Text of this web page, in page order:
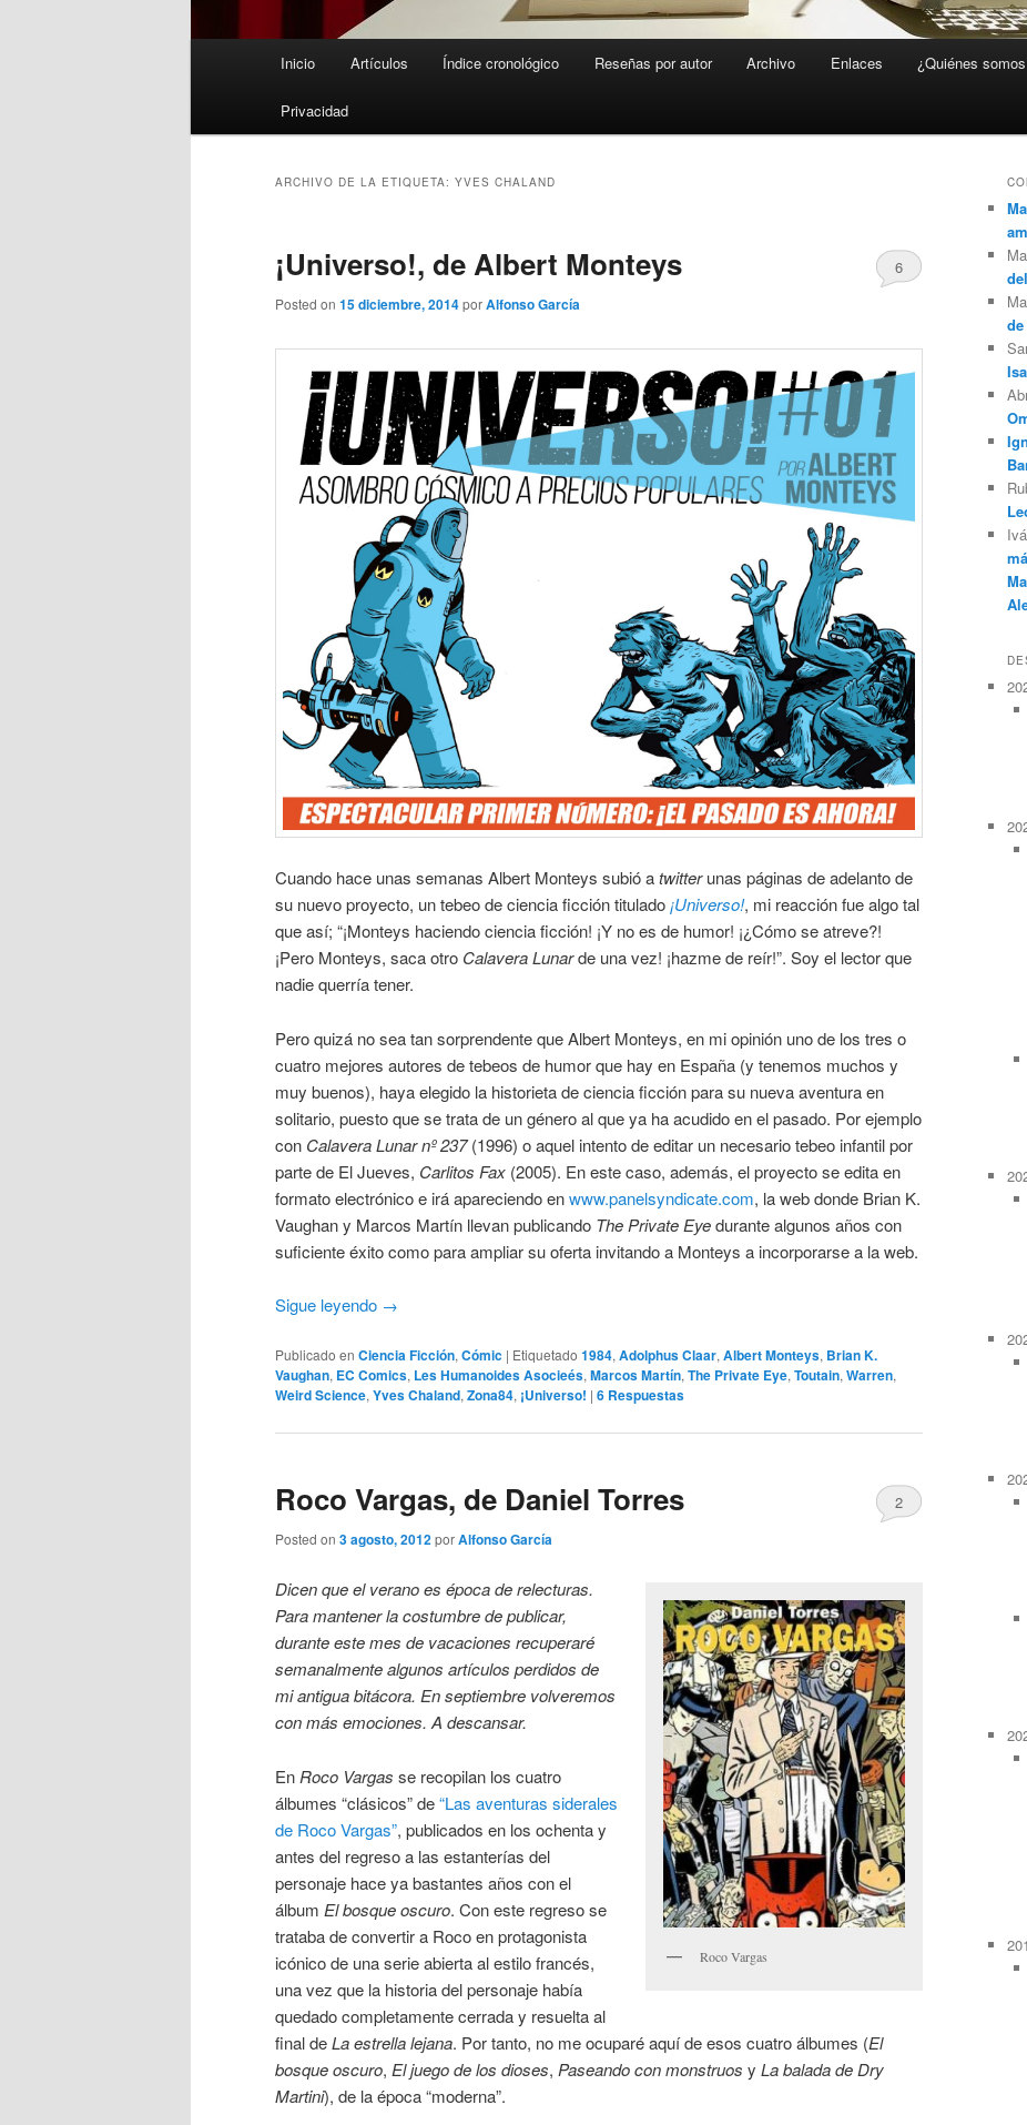
Inicio Artículos Índice cronológico Reseñas por autor Archivo Enlaces ¿Quiénes
Privacidad
ARCHIVO DE LA ETIQUETA: YVES CHALAND
¡Universo!, de Albert Monteys
Posted on 15 diciembre, 2014porAlfonso García
6
Cuando hace unas semanas Albert Monteys subió atwitterunas páginas de adelanto de
su nuevo proyecto, un tebeo de ciencia ficción titulado¡Universo!, mi reacción fue algo tal
que así; “¡Monteys haciendo ciencia ficción! ¡Y no es de humor! ¡¿Cómo se atreve?!
¡Pero Monteys, saca otro Calavera Lunarde una vez! ¡hazme de reír!”. Soy el lector que
nadie querría tener.
Pero quizá no sea tan sorprendente que Albert Monteys, en mi opinión uno de los tres o
cuatro mejores autores de tebeos de humor que hay en España (y tenemos muchos y
muy buenos), haya elegido la historieta de ciencia ficción para su nueva aventura en
solitario, puesto que se trata de un género al que ya ha acudido en el pasado. Por ejemplo
con Calavera Lunar nº 237(1996) o aquel intento de editar un necesario tebeo infantil por
parte de El Jueves, Carlitos Fax (2005). En este caso, además, el proyecto se edita en
formato electrónico e irá apareciendo enwww.panelsyndicate.com, la web donde Brian K.
Vaughan y Marcos Martín llevan publicando The Private Eyedurante algunos años con
suficiente éxito como para ampliar su oferta invitando a Monteys a incorporarse a la web.
Sigue leyendo →
Publicado en Ciencia Ficción, Cómic | Etiquetado 1984, Adolphus Claar, Albert Monteys, Brian K.
Vaughan, EC Comics, Les Humanoides Asocieés, Marcos Martín, The Private Eye, Toutain, Warren,
Weird Science, Yves Chaland, Zona84, ¡Universo! | 6 Respuestas
Roco Vargas, de Daniel Torres
Posted on 3 agosto, 2012porAlfonso García
2
Roco Vargas
Dicen que el verano es época de relecturas.
Para mantener la costumbre de publicar,
durante este mes de vacaciones recuperaré
semanalmente algunos artículos perdidos de
mi antigua bitácora. En septiembre volveremos
con más emociones. A descansar.
En Roco Vargas se recopilan los cuatro
álbumes “clásicos” de“Las aventuras siderales
de Roco Vargas”, publicados en los ochenta y
antes del regreso a las estanterías del
personaje hace ya bastantes años con el
álbum El bosque oscuro. Con este regreso se
trataba de convertir a Roco en protagonista
icónico de una serie abierta al estilo francés,
una vez que la historia del personaje había
quedado completamente cerrada y resuelta al
final deLa estrella lejana. Por tanto, no me ocuparé aquí de esos cuatro álbumes (El
bosque oscuro, El juego de los dioses, Paseando con monstruos y La balada de Dry
Martini), de la época “moderna”.